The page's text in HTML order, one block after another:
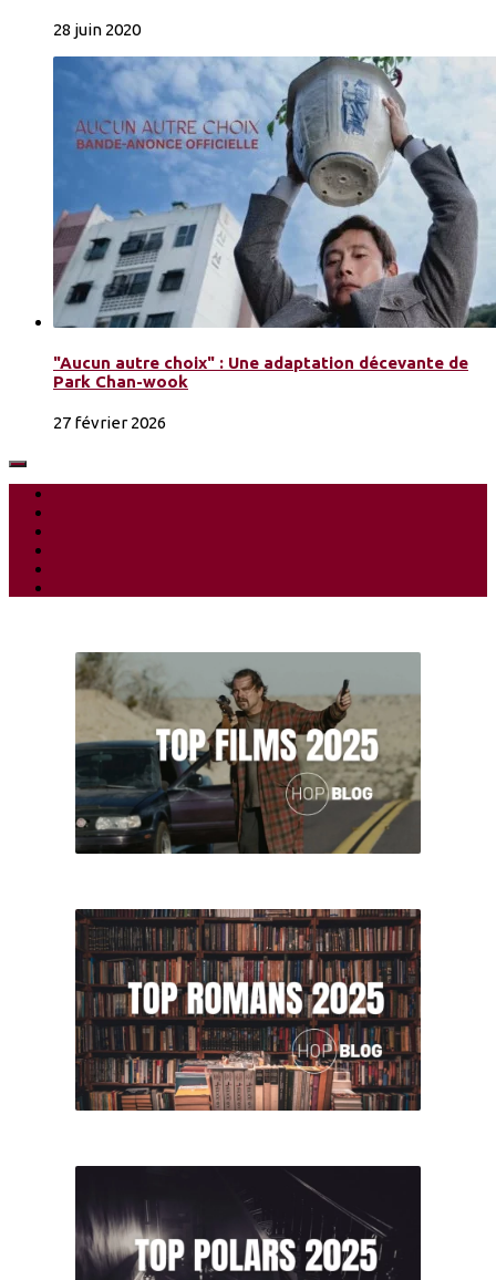
28 juin 2020
"Aucun autre choix" : Une adaptation décevante de
Park Chan-wook
27 février 2026